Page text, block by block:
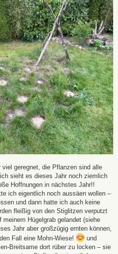
geregnet, die Pflanzen sind alle
sieht es dieses Jahr noch ziemlich
Hoffnungen in nächstes Jahr!!
ich eigentlich noch aussäen wollen –
und dann hatte ich auch keine
fleißig von den Stiglitzen verputzt
Hügelgrab gelandet (siehe
Jahr aber großzügig ernten können,
Fall eine Mohn-Wiese!
und
Breitsame dort rüber zu locken – sie